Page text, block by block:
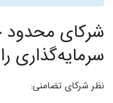
شرکای
سرمایه‌گذاری
نظر شرکای تضامنی: